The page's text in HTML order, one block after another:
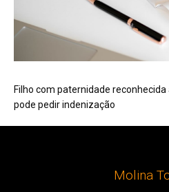
Filho com paternidade
pode pedir indenização
Molina